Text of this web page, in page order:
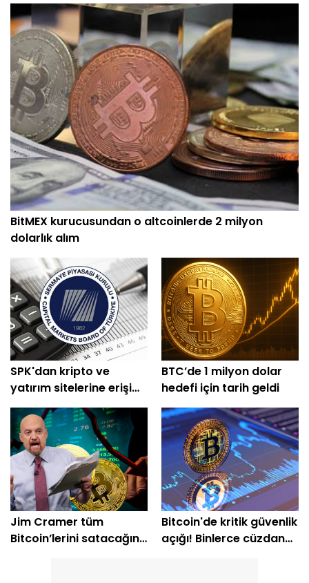
BitMEX kurucusundan o altcoinlerde 2 milyon
dolarlık alım
SPK'dan kripto ve
yatırım sitelerine erişim
engeli
BTC’de 1 milyon dolar
hedefi için tarih geldi
Jim Cramer tüm
Bitcoin’lerini satacağını
Bitcoin'de kritik güvenlik
açığı! Binlerce cüzdan